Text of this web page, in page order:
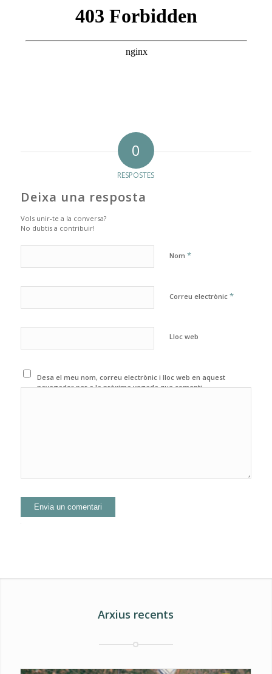
0
RESPOSTES
Deixa una resposta
Vols unir-te a la conversa?
No dubtis a contribuir!
Nom *
Correu electrònic *
Lloc web
Desa el meu nom, correu electrònic i lloc web en aquest
navegador per a la pròxima vegada que comenti.
Arxius recents